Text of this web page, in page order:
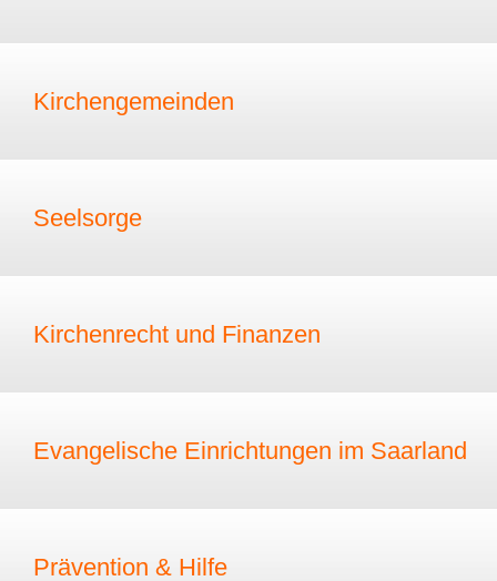
Kirchengemeinden
Seelsorge
Kirchenrecht und Finanzen
Evangelische Einrichtungen im Saarland
Prävention & Hilfe